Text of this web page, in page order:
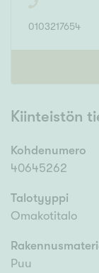
0103217654
Kiinteistön
Kohdenumero
40645262
Talotyyppi
Omakotitalo
Puu